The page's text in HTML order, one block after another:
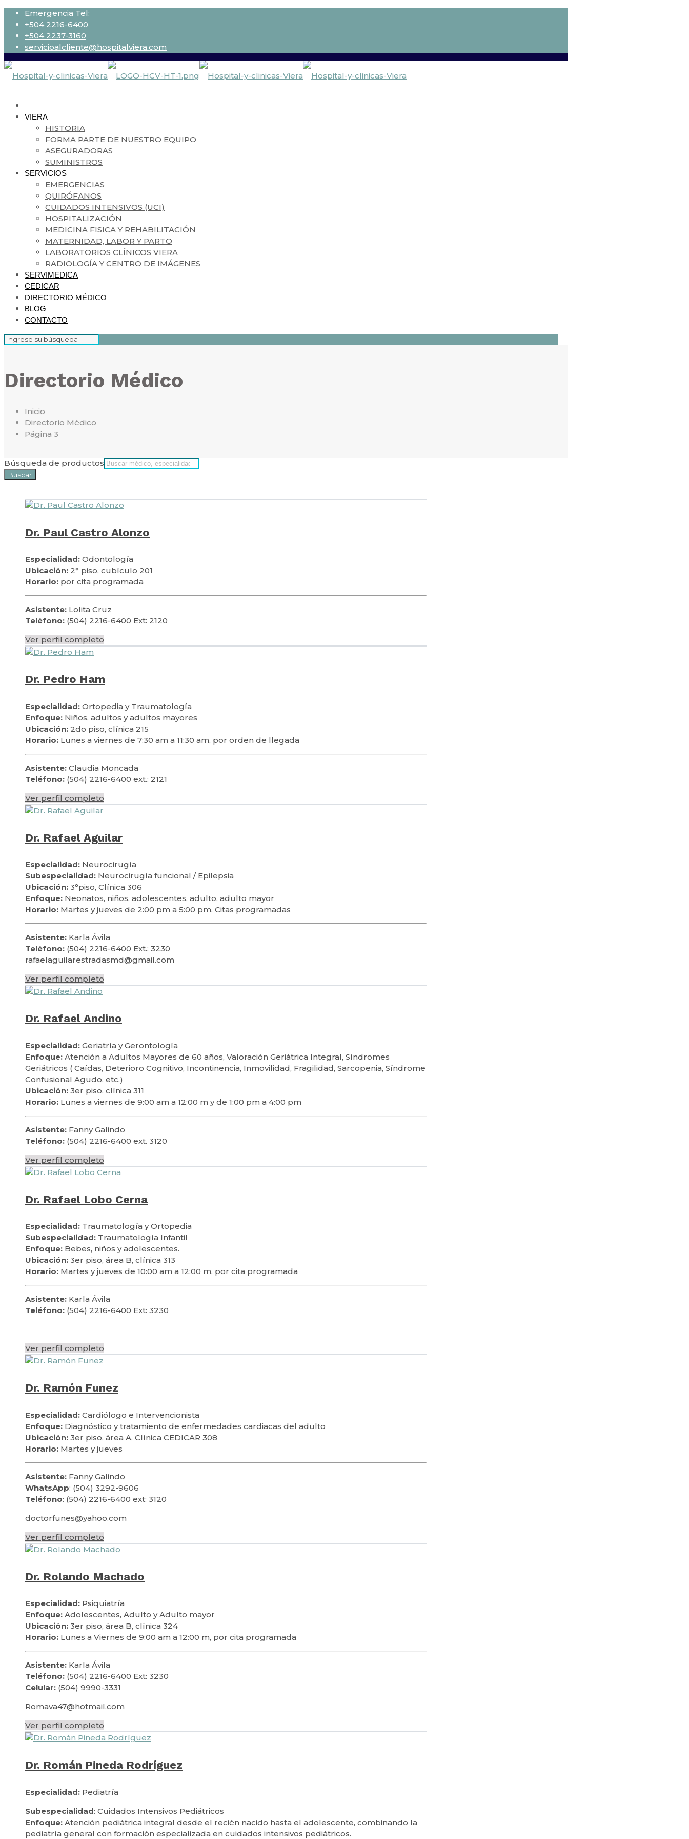
Emergencia Tel:
+504 2216-6400
+504 2237-3160
servicioalcliente@hospitalviera.com
VIERA
HISTORIA
FORMA PARTE DE NUESTRO EQUIPO
ASEGURADORAS
SUMINISTROS
SERVICIOS
EMERGENCIAS
QUIRÓFANOS
CUIDADOS INTENSIVOS (UCI)
HOSPITALIZACIÓN
MEDICINA FISICA Y REHABILITACIÓN
MATERNIDAD, LABOR Y PARTO
LABORATORIOS CLÍNICOS VIERA
RADIOLOGÍA Y CENTRO DE IMÁGENES
SERVIMEDICA
CEDICAR
DIRECTORIO MÉDICO
BLOG
CONTACTO
Directorio Médico
Inicio
Directorio Médico
Página 3
Búsqueda de productos
Buscar
Dr. Paul Castro Alonzo
Especialidad: Odontología
Ubicación: 2° piso, cubículo 201
Horario: por cita programada
Asistente: Lolita Cruz
Teléfono: (504) 2216-6400 Ext: 2120
Ver perfil completo
Dr. Pedro Ham
Especialidad: Ortopedia y Traumatología
Enfoque: Niños, adultos y adultos mayores
Ubicación: 2do piso, clínica 215
Horario: Lunes a viernes de 7:30 am a 11:30 am, por orden de llegada
Asistente: Claudia Moncada
Teléfono: (504) 2216-6400 ext.: 2121
Ver perfil completo
Dr. Rafael Aguilar
Especialidad: Neurocirugía
Subespecialidad: Neurocirugía funcional / Epilepsia
Ubicación: 3°piso, Clínica 306
Enfoque: Neonatos, niños, adolescentes, adulto, adulto mayor
Horario: Martes y jueves de 2:00 pm a 5:00 pm. Citas programadas
Asistente: Karla Ávila
Teléfono: (504) 2216-6400 Ext.: 3230
rafaelaguilarestradasmd@gmail.com
Ver perfil completo
Dr. Rafael Andino
Especialidad: Geriatría y Gerontología
Enfoque: Atención a Adultos Mayores de 60 años, Valoración Geriátrica Integral, Síndromes
Geriátricos ( Caídas, Deterioro Cognitivo, Incontinencia, Inmovilidad, Fragilidad, Sarcopenia, Síndrome
Confusional Agudo, etc.)
Ubicación: 3er piso, clínica 311
Horario: Lunes a viernes de 9:00 am a 12:00 m y de 1:00 pm a 4:00 pm
Asistente: Fanny Galindo
Teléfono: (504) 2216-6400 ext. 3120
Ver perfil completo
Dr. Rafael Lobo Cerna
Especialidad: Traumatología y Ortopedia
Subespecialidad: Traumatología Infantil
Enfoque: Bebes, niños y adolescentes.
Ubicación: 3er piso, área B, clínica 313
Horario: Martes y jueves de 10:00 am a 12:00 m, por cita programada
Asistente: Karla Ávila
Teléfono: (504) 2216-6400 Ext: 3230
Ver perfil completo
Dr. Ramón Funez
Especialidad: Cardiólogo e Intervencionista
Enfoque: Diagnóstico y tratamiento de enfermedades cardiacas del adulto
Ubicación: 3er piso, área A, Clínica CEDICAR 308
Horario: Martes y jueves
Asistente: Fanny Galindo
WhatsApp: (504) 3292-9606
Teléfono: (504) 2216-6400 ext: 3120
doctorfunes@yahoo.com
Ver perfil completo
Dr. Rolando Machado
Especialidad: Psiquiatría
Enfoque: Adolescentes, Adulto y Adulto mayor
Ubicación: 3er piso, área B, clínica 324
Horario: Lunes a Viernes de 9:00 am a 12:00 m, por cita programada
Asistente: Karla Ávila
Teléfono: (504) 2216-6400 Ext: 3230
Celular: (504) 9990-3331
Romava47@hotmail.com
Ver perfil completo
Dr. Román Pineda Rodríguez
Especialidad: Pediatría
Subespecialidad: Cuidados Intensivos Pediátricos
Enfoque: Atención pediátrica integral desde el recién nacido hasta el adolescente, combinando la
pediatría general con formación especializada en cuidados intensivos pediátricos.